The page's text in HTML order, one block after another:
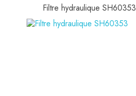
Filtre hydraulique SH60353